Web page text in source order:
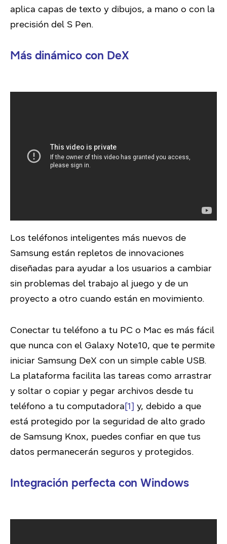
aplica capas de texto y dibujos, a mano o con la
precisión del S Pen.
Más dinámico con DeX
Los teléfonos inteligentes más nuevos de
Samsung están repletos de innovaciones
diseñadas para ayudar a los usuarios a cambiar
sin problemas del trabajo al juego y de un
proyecto a otro cuando están en movimiento.
Conectar tu teléfono a tu PC o Mac es más fácil
que nunca con el Galaxy Note10, que te permite
iniciar Samsung DeX con un simple cable USB.
La plataforma facilita las tareas como arrastrar
y soltar o copiar y pegar archivos desde tu
teléfono a tu computadora[1] y, debido a que
está protegido por la seguridad de alto grado
de Samsung Knox, puedes confiar en que tus
datos permanecerán seguros y protegidos.
Integración perfecta con Windows